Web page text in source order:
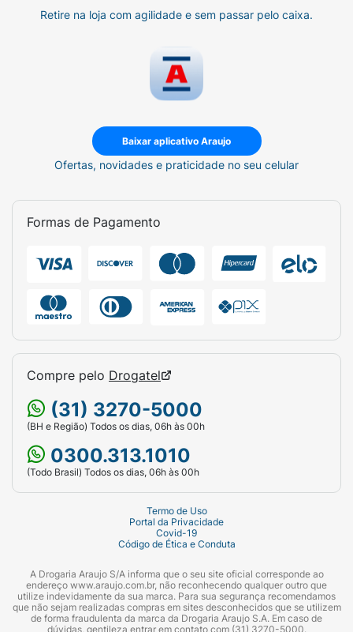
Retire na loja com agilidade e sem passar pelo caixa.
Baixar aplicativo Araujo
Ofertas, novidades e praticidade no seu celular
Formas de Pagamento
Compre pelo Drogatel
(31) 3270-5000
(BH e Região) Todos os dias, 06h às 00h
0300.313.1010
(Todo Brasil) Todos os dias, 06h às 00h
Termo de Uso
Portal da Privacidade
Covid-19
Código de Ética e Conduta
A Drogaria Araujo S/A informa que o seu site oficial corresponde ao
endereço www.araujo.com.br, não reconhecendo qualquer outro que
utilize indevidamente da sua marca. Para sua segurança recomendamos
que não sejam realizadas compras em sites desconhecidos que se utilizem
de forma fraudulenta da marca da Drogaria Araujo S.A. Em caso de
dúvidas, gentileza entrar em contato com (31) 3270-5000.